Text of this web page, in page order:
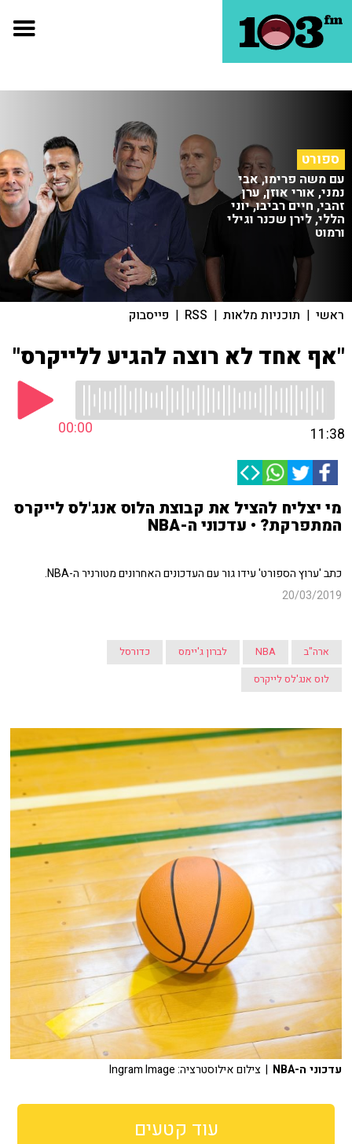
ספורט
עם משה פרימו, אבי
נמני, אורי אוזן, ערן
זהבי, חיים רביבו, יוני
הללי, לירן שכנר וגילי
ורמוט
ראשי | תוכניות מלאות |
RSS
| פייסבוק
"אף אחד לא רוצה להגיע ללייקרס"
00:00 11:38
מי יצליח להציל את קבוצת הלוס אנג'לס לייקרס
המתפרקת? • עדכוני ה-NBA
כתב 'ערוץ הספורט' עידו גור עם העדכונים האחרונים מטורניר ה-NBA.
20/03/2019
ארה"ב NBA לברון ג'יימס
כדורסל
לוס אנג'לס לייקרס
עדכוני ה-NBA | צילום אילוסטרציה: Ingram Image
עוד קטעים